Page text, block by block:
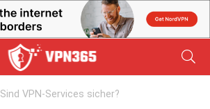
Sind VPN-Services sicher?